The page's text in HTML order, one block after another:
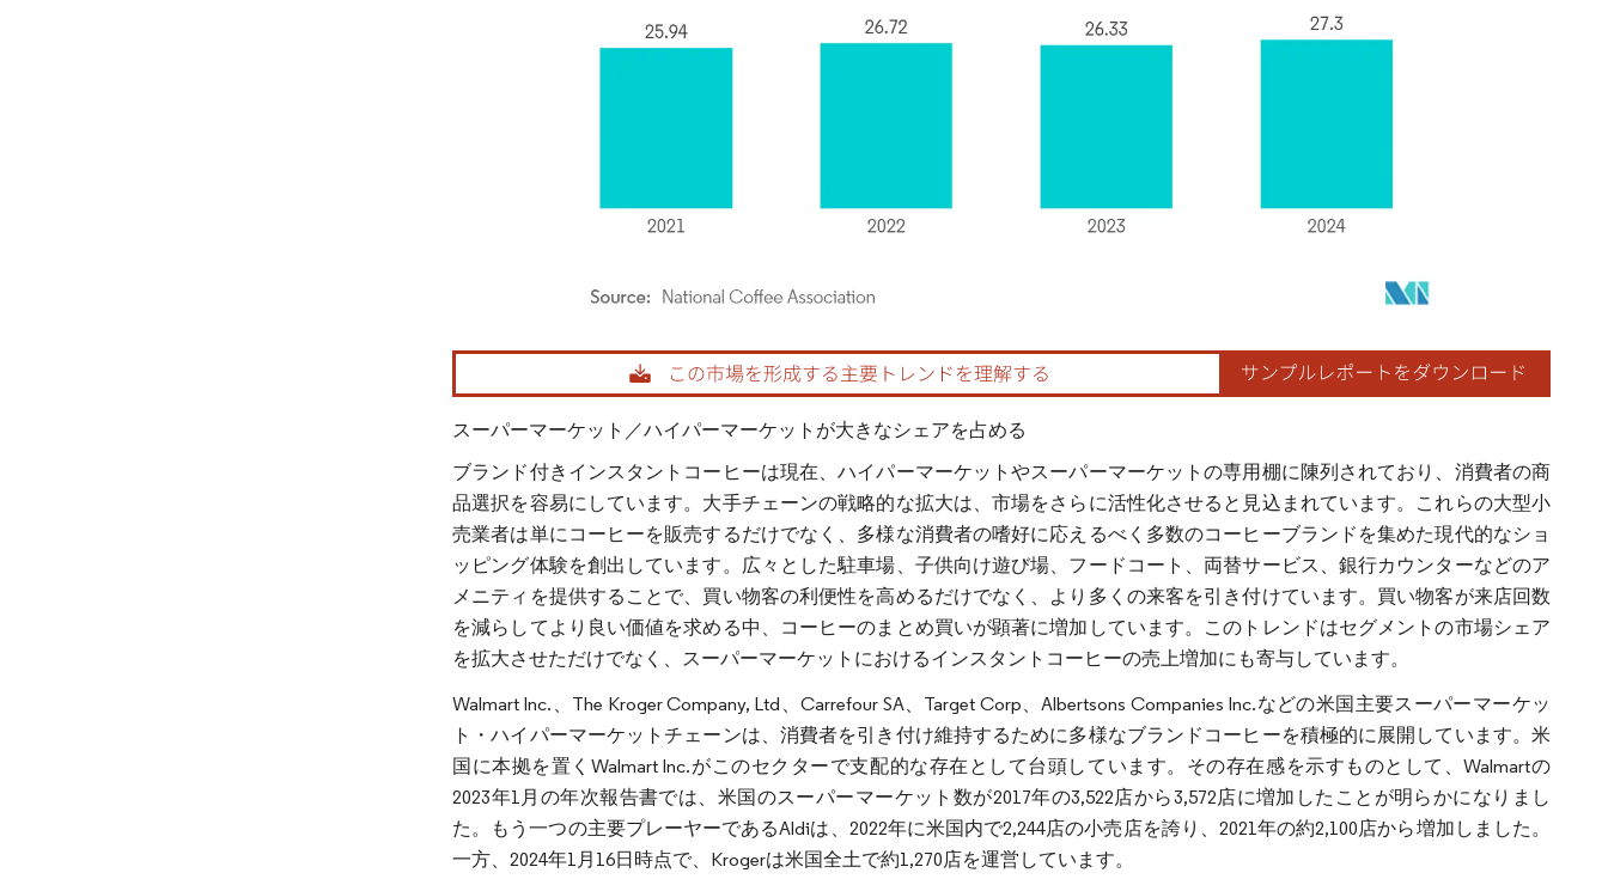
画像 © Mordor Intelligence。再利用にはCC BY 4.0の表示が必要です。
スーパーマーケット／ハイパーマーケットが大きなシェアを占める
ブランド付きインスタントコーヒーは現在、ハイパーマーケットやスーパーマーケットの専用棚に陳列されており、消費者の商
品選択を容易にしています。大手チェーンの戦略的な拡大は、市場をさらに活性化させると見込まれています。これらの大型小
売業者は単にコーヒーを販売するだけでなく、多様な消費者の嗜好に応えるべく多数のコーヒーブランドを集めた現代的なショ
ッピング体験を創出しています。広々とした駐車場、子供向け遊び場、フードコート、両替サービス、銀行カウンターなどのア
メニティを提供することで、買い物客の利便性を高めるだけでなく、より多くの来客を引き付けています。買い物客が来店回数
を減らしてより良い価値を求める中、コーヒーのまとめ買いが顕著に増加しています。このトレンドはセグメントの市場シェア
を拡大させただけでなく、スーパーマーケットにおけるインスタントコーヒーの売上増加にも寄与しています。
Walmart Inc.、The Kroger Company, Ltd、Carrefour SA、Target Corp、Albertsons Companies Inc.などの米国主要スーパーマーケッ
ト・ハイパーマーケットチェーンは、消費者を引き付け維持するために多様なブランドコーヒーを積極的に展開しています。米
国に本拠を置くWalmart Inc.がこのセクターで支配的な存在として台頭しています。その存在感を示すものとして、Walmartの
2023年1月の年次報告書では、米国のスーパーマーケット数が2017年の3,522店から3,572店に増加したことが明らかになりまし
た。もう一つの主要プレーヤーであるAldiは、2022年に米国内で2,244店の小売店を誇り、2021年の約2,100店から増加しました。
一方、2024年1月16日時点で、Krogerは米国全土で約1,270店を運営しています。